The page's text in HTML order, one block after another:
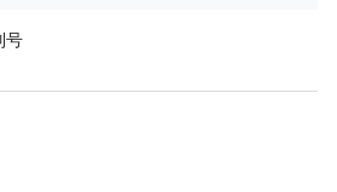
号